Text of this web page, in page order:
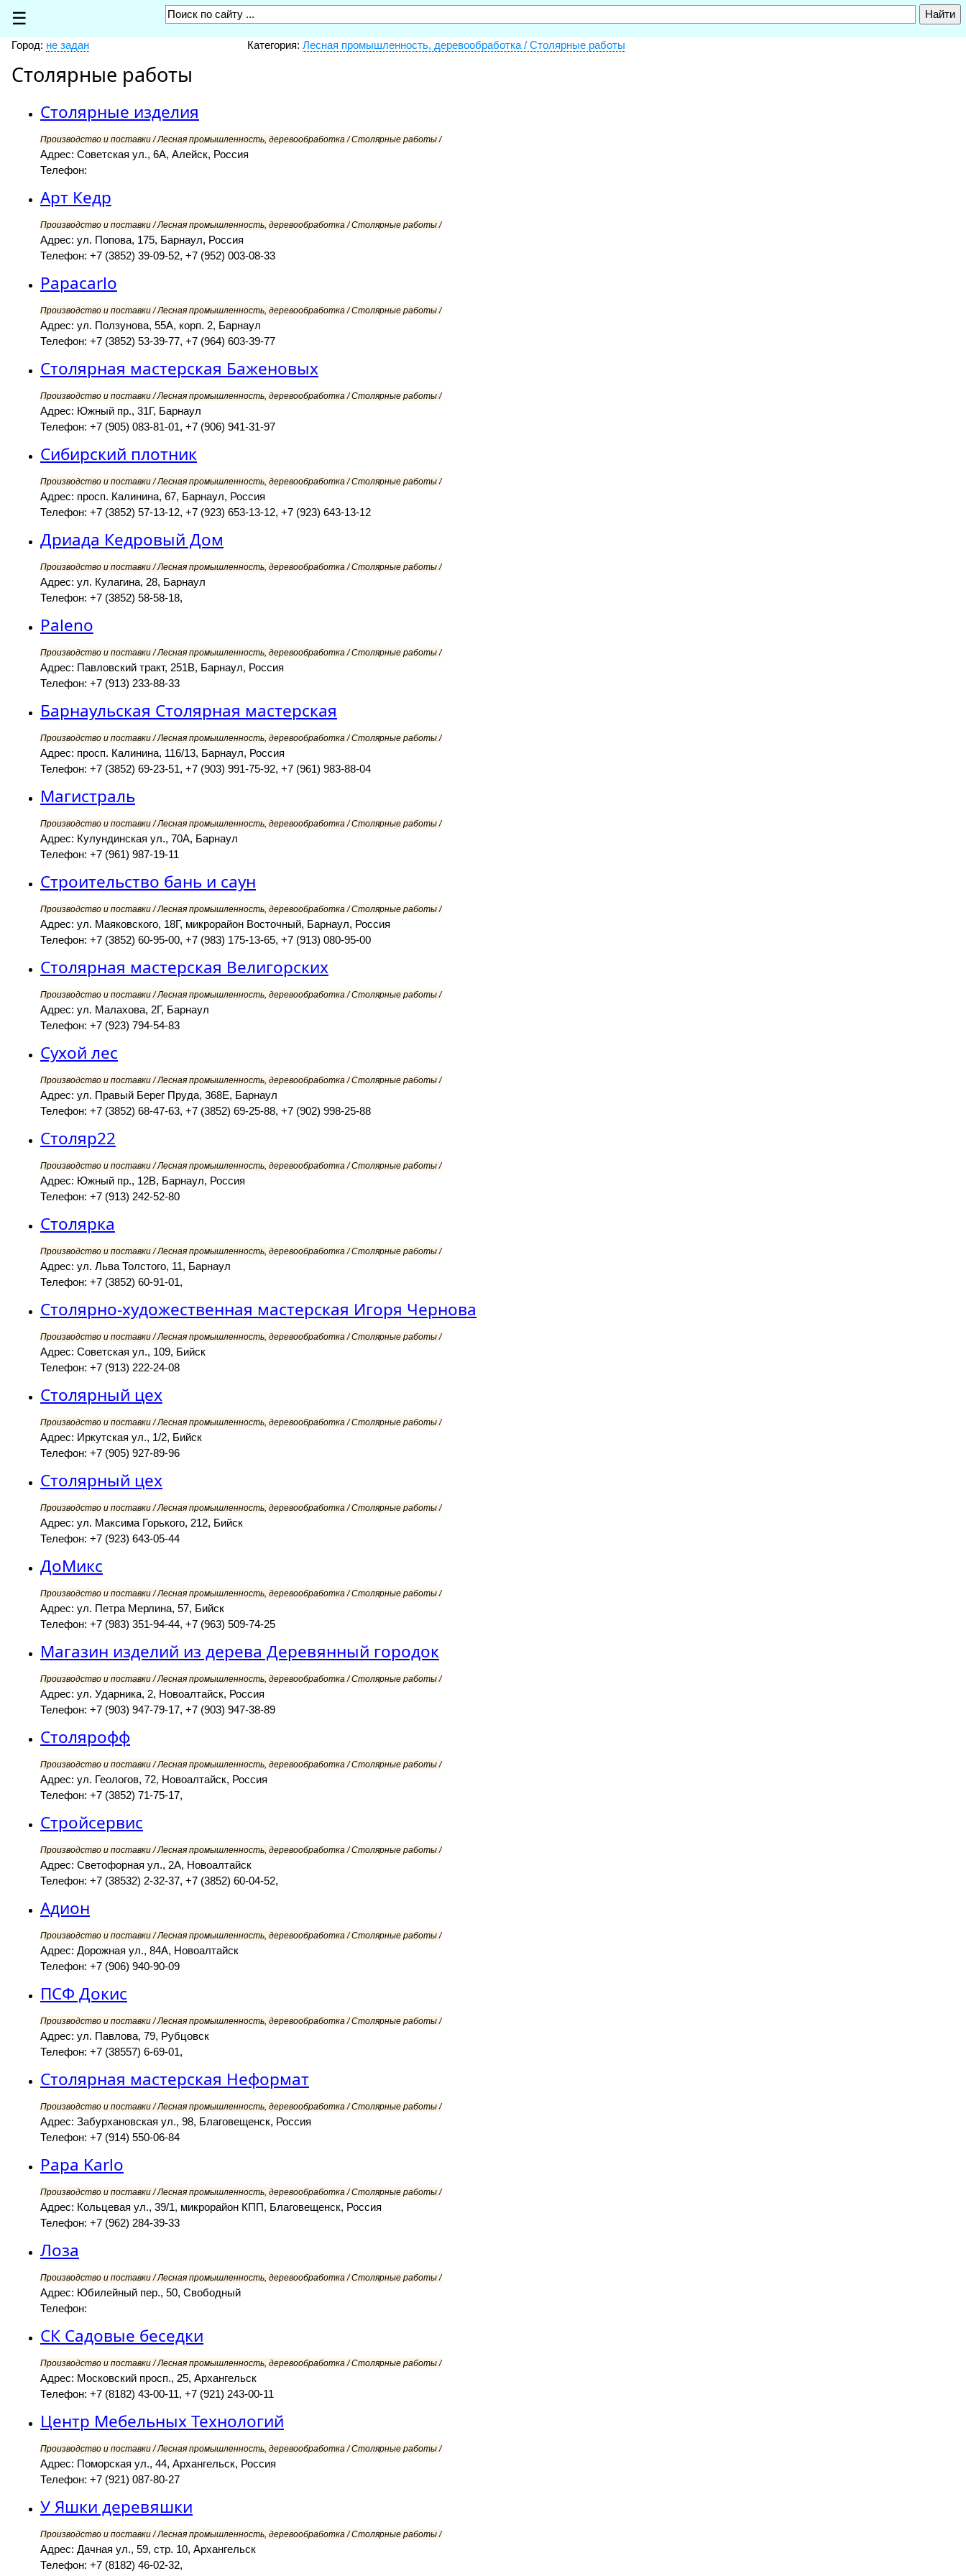
☰
Город: не задан Категория: Лесная промышленность, деревообработка / Столярные работы
Столярные работы
Столярные изделия
Производство и поставки / Лесная промышленность, деревообработка / Столярные работы /
Адрес: Советская ул., 6А, Алейск, Россия
Телефон:
Арт Кедр
Производство и поставки / Лесная промышленность, деревообработка / Столярные работы /
Адрес: ул. Попова, 175, Барнаул, Россия
Телефон: +7 (3852) 39-09-52, +7 (952) 003-08-33
Papacarlo
Производство и поставки / Лесная промышленность, деревообработка / Столярные работы /
Адрес: ул. Ползунова, 55А, корп. 2, Барнаул
Телефон: +7 (3852) 53-39-77, +7 (964) 603-39-77
Столярная мастерская Баженовых
Производство и поставки / Лесная промышленность, деревообработка / Столярные работы /
Адрес: Южный пр., 31Г, Барнаул
Телефон: +7 (905) 083-81-01, +7 (906) 941-31-97
Сибирский плотник
Производство и поставки / Лесная промышленность, деревообработка / Столярные работы /
Адрес: просп. Калинина, 67, Барнаул, Россия
Телефон: +7 (3852) 57-13-12, +7 (923) 653-13-12, +7 (923) 643-13-12
Дриада Кедровый Дом
Производство и поставки / Лесная промышленность, деревообработка / Столярные работы /
Адрес: ул. Кулагина, 28, Барнаул
Телефон: +7 (3852) 58-58-18,
Paleno
Производство и поставки / Лесная промышленность, деревообработка / Столярные работы /
Адрес: Павловский тракт, 251В, Барнаул, Россия
Телефон: +7 (913) 233-88-33
Барнаульская Столярная мастерская
Производство и поставки / Лесная промышленность, деревообработка / Столярные работы /
Адрес: просп. Калинина, 116/13, Барнаул, Россия
Телефон: +7 (3852) 69-23-51, +7 (903) 991-75-92, +7 (961) 983-88-04
Магистраль
Производство и поставки / Лесная промышленность, деревообработка / Столярные работы /
Адрес: Кулундинская ул., 70А, Барнаул
Телефон: +7 (961) 987-19-11
Строительство бань и саун
Производство и поставки / Лесная промышленность, деревообработка / Столярные работы /
Адрес: ул. Маяковского, 18Г, микрорайон Восточный, Барнаул, Россия
Телефон: +7 (3852) 60-95-00, +7 (983) 175-13-65, +7 (913) 080-95-00
Столярная мастерская Велигорских
Производство и поставки / Лесная промышленность, деревообработка / Столярные работы /
Адрес: ул. Малахова, 2Г, Барнаул
Телефон: +7 (923) 794-54-83
Сухой лес
Производство и поставки / Лесная промышленность, деревообработка / Столярные работы /
Адрес: ул. Правый Берег Пруда, 368Е, Барнаул
Телефон: +7 (3852) 68-47-63, +7 (3852) 69-25-88, +7 (902) 998-25-88
Столяр22
Производство и поставки / Лесная промышленность, деревообработка / Столярные работы /
Адрес: Южный пр., 12В, Барнаул, Россия
Телефон: +7 (913) 242-52-80
Столярка
Производство и поставки / Лесная промышленность, деревообработка / Столярные работы /
Адрес: ул. Льва Толстого, 11, Барнаул
Телефон: +7 (3852) 60-91-01,
Столярно-художественная мастерская Игоря Чернова
Производство и поставки / Лесная промышленность, деревообработка / Столярные работы /
Адрес: Советская ул., 109, Бийск
Телефон: +7 (913) 222-24-08
Столярный цех
Производство и поставки / Лесная промышленность, деревообработка / Столярные работы /
Адрес: Иркутская ул., 1/2, Бийск
Телефон: +7 (905) 927-89-96
Столярный цех
Производство и поставки / Лесная промышленность, деревообработка / Столярные работы /
Адрес: ул. Максима Горького, 212, Бийск
Телефон: +7 (923) 643-05-44
ДоМикс
Производство и поставки / Лесная промышленность, деревообработка / Столярные работы /
Адрес: ул. Петра Мерлина, 57, Бийск
Телефон: +7 (983) 351-94-44, +7 (963) 509-74-25
Магазин изделий из дерева Деревянный городок
Производство и поставки / Лесная промышленность, деревообработка / Столярные работы /
Адрес: ул. Ударника, 2, Новоалтайск, Россия
Телефон: +7 (903) 947-79-17, +7 (903) 947-38-89
Столярофф
Производство и поставки / Лесная промышленность, деревообработка / Столярные работы /
Адрес: ул. Геологов, 72, Новоалтайск, Россия
Телефон: +7 (3852) 71-75-17,
Стройсервис
Производство и поставки / Лесная промышленность, деревообработка / Столярные работы /
Адрес: Светофорная ул., 2А, Новоалтайск
Телефон: +7 (38532) 2-32-37, +7 (3852) 60-04-52,
Адион
Производство и поставки / Лесная промышленность, деревообработка / Столярные работы /
Адрес: Дорожная ул., 84А, Новоалтайск
Телефон: +7 (906) 940-90-09
ПСФ Докис
Производство и поставки / Лесная промышленность, деревообработка / Столярные работы /
Адрес: ул. Павлова, 79, Рубцовск
Телефон: +7 (38557) 6-69-01,
Столярная мастерская Неформат
Производство и поставки / Лесная промышленность, деревообработка / Столярные работы /
Адрес: Забурхановская ул., 98, Благовещенск, Россия
Телефон: +7 (914) 550-06-84
Papa Karlo
Производство и поставки / Лесная промышленность, деревообработка / Столярные работы /
Адрес: Кольцевая ул., 39/1, микрорайон КПП, Благовещенск, Россия
Телефон: +7 (962) 284-39-33
Лоза
Производство и поставки / Лесная промышленность, деревообработка / Столярные работы /
Адрес: Юбилейный пер., 50, Свободный
Телефон:
СК Садовые беседки
Производство и поставки / Лесная промышленность, деревообработка / Столярные работы /
Адрес: Московский просп., 25, Архангельск
Телефон: +7 (8182) 43-00-11, +7 (921) 243-00-11
Центр Мебельных Технологий
Производство и поставки / Лесная промышленность, деревообработка / Столярные работы /
Адрес: Поморская ул., 44, Архангельск, Россия
Телефон: +7 (921) 087-80-27
У Яшки деревяшки
Производство и поставки / Лесная промышленность, деревообработка / Столярные работы /
Адрес: Дачная ул., 59, стр. 10, Архангельск
Телефон: +7 (8182) 46-02-32,